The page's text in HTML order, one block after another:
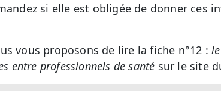
si elle est obligée de donner ces
vous proposons de lire la fiche n°12 :
entre professionnels de santé sur le site